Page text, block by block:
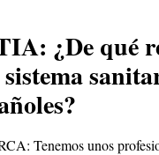
¿De qué
sistema
Tenemos unos